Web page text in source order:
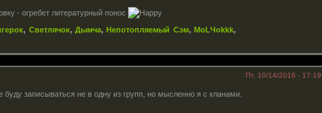
- огребет литературный понос
, Светлячок,Дымча,Непотопляемый Сэм,MoLЧokkk,
Пт, 10/14/2016 - 17:19
буду записываться не в одну из групп, но мысленно я с кланами.